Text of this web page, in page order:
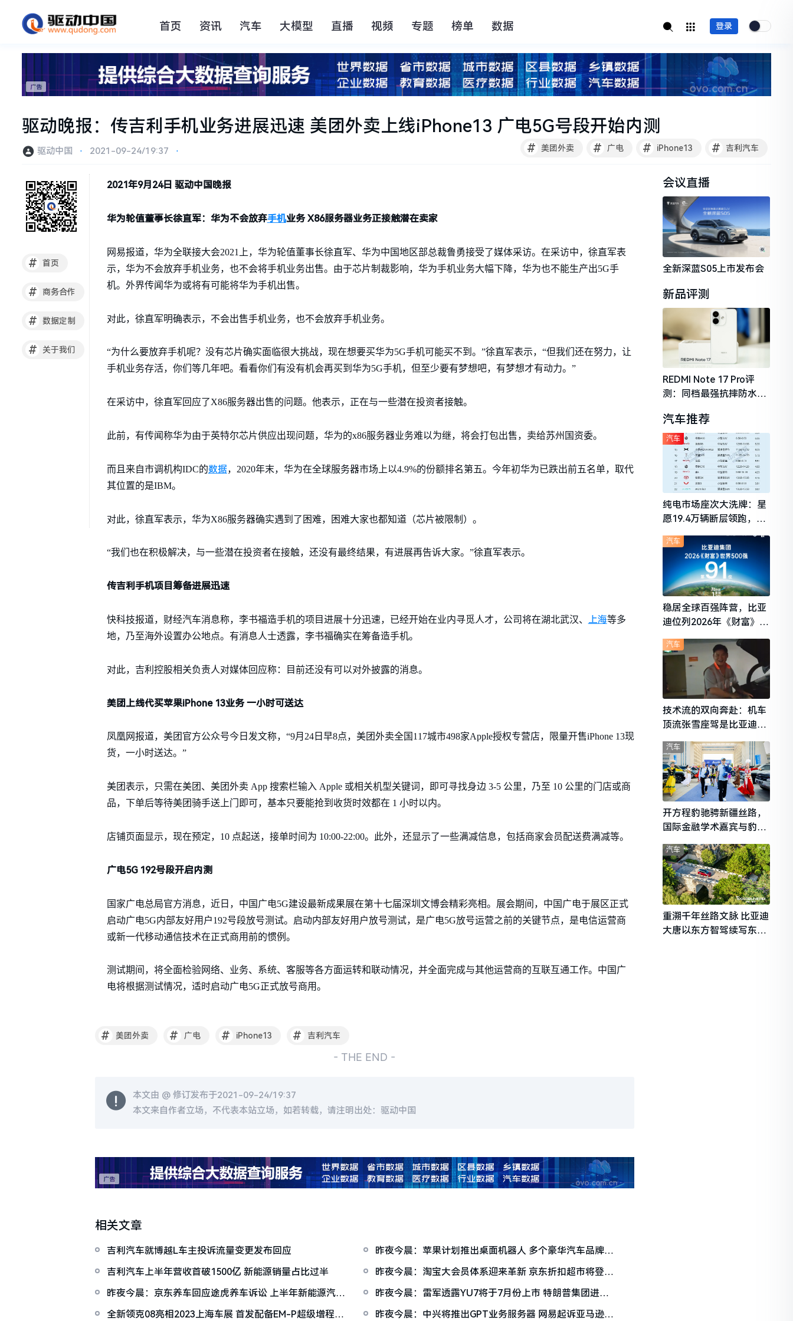
首页 资讯 汽车 大模型 直播 视频 专题 榜单 数据 登录
驱动晚报：传吉利手机业务进展迅速 美团外卖上线iPhone13 广电5G号段开始内测
# 美团外卖 # 广电 # iPhone13 # 吉利汽车
驱动中国 ⋅ 2021-09-24/19:37 ⋅
# 首页
# 商务合作
# 数据定制
# 关于我们
2021年9月24日 驱动中国晚报
华为轮值董事长徐直军：华为不会放弃手机业务 X86服务器业务正接触潜在卖家
网易报道，华为全联接大会2021上，华为轮值董事长徐直军、华为中国地区部总裁鲁勇接受了媒体采访。在采访中，徐直军表
示，华为不会放弃手机业务，也不会将手机业务出售。由于芯片制裁影响，华为手机业务大幅下降，华为也不能生产出5G手
机。外界传闻华为或将有可能将华为手机出售。
对此，徐直军明确表示，不会出售手机业务，也不会放弃手机业务。
“为什么要放弃手机呢？没有芯片确实面临很大挑战，现在想要买华为5G手机可能买不到。”徐直军表示，“但我们还在努力，让
手机业务存活，你们等几年吧。看看你们有没有机会再买到华为5G手机，但至少要有梦想吧，有梦想才有动力。”
在采访中，徐直军回应了X86服务器出售的问题。他表示，正在与一些潜在投资者接触。
此前，有传闻称华为由于英特尔芯片供应出现问题，华为的x86服务器业务难以为继，将会打包出售，卖给苏州国资委。
而且来自市调机构IDC的数据，2020年末，华为在全球服务器市场上以4.9%的份额排名第五。今年初华为已跌出前五名单，取代
其位置的是IBM。
对此，徐直军表示，华为X86服务器确实遇到了困难，困难大家也都知道（芯片被限制）。
“我们也在积极解决，与一些潜在投资者在接触，还没有最终结果，有进展再告诉大家。”徐直军表示。
传吉利手机项目筹备进展迅速
快科技报道，财经汽车消息称，李书福造手机的项目进展十分迅速，已经开始在业内寻觅人才，公司将在湖北武汉、 上海等多
地，乃至海外设置办公地点。有消息人士透露，李书福确实在筹备造手机。
对此，吉利控股相关负责人对媒体回应称：目前还没有可以对外披露的消息。
美团上线代买苹果iPhone 13业务 一小时可送达
凤凰网报道，美团官方公众号今日发文称，“9月24日早8点，美团外卖全国117城市498家Apple授权专营店，限量开售iPhone 13现
货，一小时送达。”
美团表示，只需在美团、美团外卖 App 搜索栏输入 Apple 或相关机型关键词，即可寻找身边 3-5 公里，乃至 10 公里的门店或商
品，下单后等待美团骑手送上门即可，基本只要能抢到收货时效都在 1 小时以内。
店铺页面显示，现在预定，10 点起送，接单时间为 10:00-22:00。此外，还显示了一些满减信息，包括商家会员配送费满减等。
广电5G 192号段开启内测
国家广电总局官方消息，近日，中国广电5G建设最新成果展在第十七届深圳文博会精彩亮相。展会期间，中国广电于展区正式
启动广电5G内部友好用户192号段放号测试。启动内部友好用户放号测试，是广电5G放号运营之前的关键节点，是电信运营商
或新一代移动通信技术在正式商用前的惯例。
测试期间，将全面检验网络、业务、系统、客服等各方面运转和联动情况，并全面完成与其他运营商的互联互通工作。中国广
电将根据测试情况，适时启动广电5G正式放号商用。
# 美团外卖 # 广电 # iPhone13 # 吉利汽车
- THE END -
本文由 @修订发布于2021-09-24/19:37
本文来自作者立场，不代表本站立场，如若转载，请注明出处：驱动中国
相关文章
吉利汽车就博越L车主投诉流量变更发布回应
昨夜今晨：苹果计划推出桌面机器人 多个豪华汽车品牌经
销商转投尚界
吉利汽车上半年营收首破1500亿 新能源销量占比过半
昨夜今晨：淘宝大会员体系迎来革新 京东折扣超市将登陆
宿迁与涿州
昨夜今晨：京东养车回应途虎养车诉讼 上半年新能源汽车
市场渗透率创新高
昨夜今晨：雷军透露YU7将于7月份上市 特朗普集团进入
移动通信和终端领域
全新领克08亮相2023上海车展 首发配备EM-P超级增程和 昨夜今晨：中兴将推出GPT业务服务器 网易起诉亚马逊云
会议直播
全新深蓝S05上市发布会
新品评测
REDMI Note 17 Pro评
测：同档最强抗摔防水，
守门员
汽车推荐
纯电市场座次大洗牌：星
愿19.4万辆断层领跑，理
想i6成最强黑马
汽车
稳居全球百强阵营，比亚
迪位列2026年《财富》世
汽车
技术流的双向奔赴：机车
顶流张雪座驾是比亚迪秦
L
汽车
开方程豹驰骋新疆丝路，
国际金融学术嘉宾与豹友
共赴山海热爱
汽车
重溯千年丝路文脉 比亚迪
大唐以东方智驾续写东西
汽车